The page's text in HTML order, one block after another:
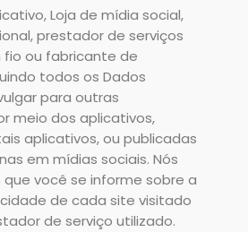
Loja de mídia social,
prestador de serviços
ou fabricante de
todos os Dados
para outras
meio dos aplicativos,
aplicativos, ou publicadas
em mídias sociais. Nós
você se informe sobre a
de cada site visitado
de serviço utilizado.